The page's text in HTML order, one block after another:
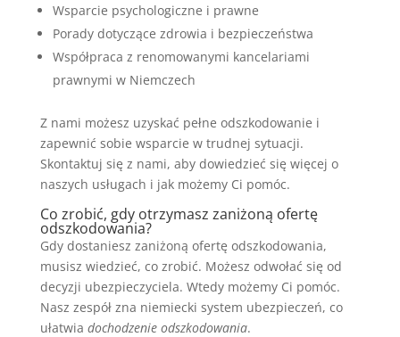
Wsparcie psychologiczne i prawne
Porady dotyczące zdrowia i bezpieczeństwa
Współpraca z renomowanymi kancelariami
prawnymi w Niemczech
Z nami możesz uzyskać pełne odszkodowanie i
zapewnić sobie wsparcie w trudnej sytuacji.
Skontaktuj się z nami, aby dowiedzieć się więcej o
naszych usługach i jak możemy Ci pomóc.
Co zrobić, gdy otrzymasz zaniżoną ofertę
odszkodowania?
Gdy dostaniesz zaniżoną ofertę odszkodowania,
musisz wiedzieć, co zrobić. Możesz odwołać się od
decyzji ubezpieczyciela. Wtedy możemy Ci pomóc.
Nasz zespół zna niemiecki system ubezpieczeń, co
ułatwia dochodzenie odszkodowania.